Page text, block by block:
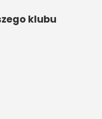
klubu